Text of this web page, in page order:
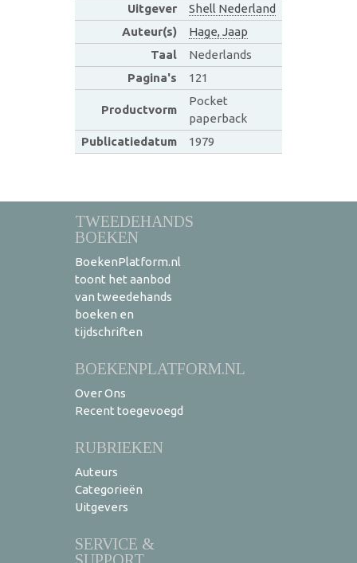
Uitgever
Shell Nederland
Auteur(s)
Hage, Jaap
Taal
Nederlands
Pagina's
121
Productvorm
Pocket
paperback
Publicatiedatum
1979
TWEEDEHANDS
BOEKEN
BoekenPlatform.nl
toont het aanbod
van tweedehands
boeken en
tijdschriften
BOEKENPLATFORM.NL
Over Ons
Recent toegevoegd
RUBRIEKEN
Auteurs
Categorieën
Uitgevers
SERVICE &
SUPPORT